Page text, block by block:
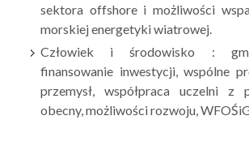
sektora offshore i możliwości
morskiej energetyki wiatrowej.
Człowiek i środowisko :
finansowanie inwestycji, wspólne
przemysł, współpraca uczelni z
obecny, możliwości rozwoju,